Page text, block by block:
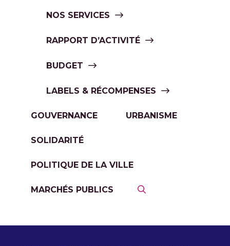
NOS SERVICES
RAPPORT D’ACTIVITÉ
BUDGET
LABELS & RÉCOMPENSES
GOUVERNANCE URBANISME
SOLIDARITÉ
POLITIQUE DE LA VILLE
MARCHÉS PUBLICS